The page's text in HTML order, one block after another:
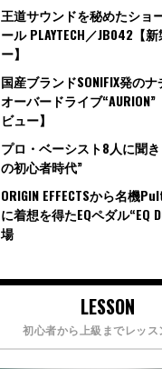
王道サウンドを秘めたショ
ール PLAYTECH／JB042【
ー】
国産ブランドSONIFIX発のナ
オーバードライブ
ビュー】
プロ・ベーシスト8人に聞
の初心者時代”
ORIGIN EFFECTSから名機
に着想を得たEQペダル“EQ
場
LESSON
初心者から上級までレッス